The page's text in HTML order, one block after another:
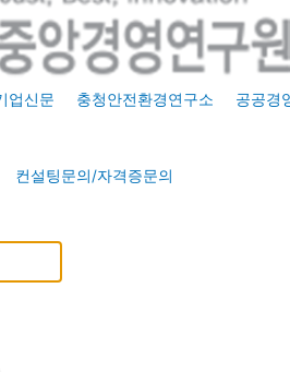
업신문 충청안전환경연구소 공공경
컨설팅문의/자격증문의